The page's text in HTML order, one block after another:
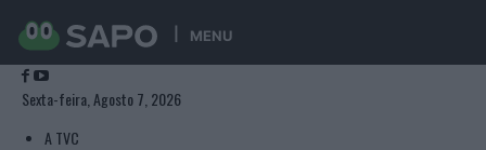
MENU
Sexta-feira, Agosto 7, 2026
A TVC